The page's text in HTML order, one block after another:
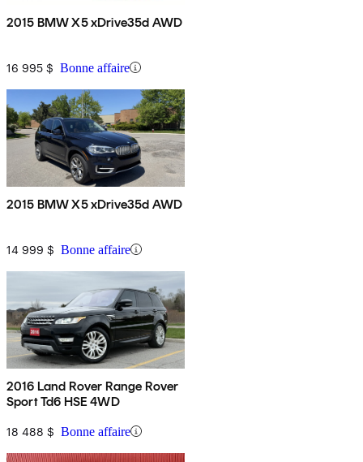
2015 BMW X5 xDrive35d AWD
16 995 $ Bonne affaire
2015 BMW X5 xDrive35d AWD
14 999 $ Bonne affaire
2016 Land Rover Range Rover
Sport Td6 HSE 4WD
18 488 $ Bonne affaire